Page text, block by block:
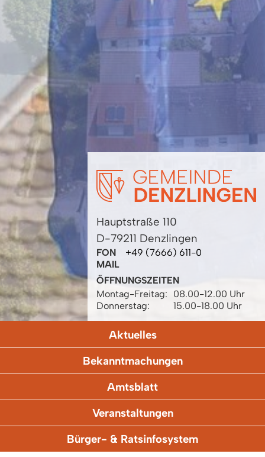
Hauptstraße 110
D-79211 Denzlingen
FON
+49 (7666) 611-0
MAIL
ÖFFNUNGSZEITEN
Montag-Freitag:
08.00-12.00 Uhr
Donnerstag:
15.00-18.00 Uhr
Aktuelles
Bekanntmachungen
Amtsblatt
Veranstaltungen
Bürger- & Ratsinfosystem